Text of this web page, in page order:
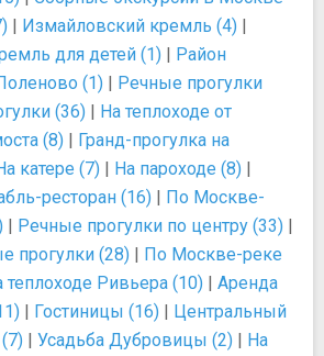
| Измайловский кремль (4) |
для детей (1) | Район
(1) | Речные прогулки
(36) | На теплоходе от
(8) | Гранд-прогулка на
катере (7) | На пароходе (8) |
ресторан (16) | По Москве-
| Речные прогулки по центру (33) |
прогулки (28) | По Москве-реке
теплоходе Ривьера (10) | Аренда
| Гостиницы (16) | Центральный
| Усадьба Дубровицы (2) | На